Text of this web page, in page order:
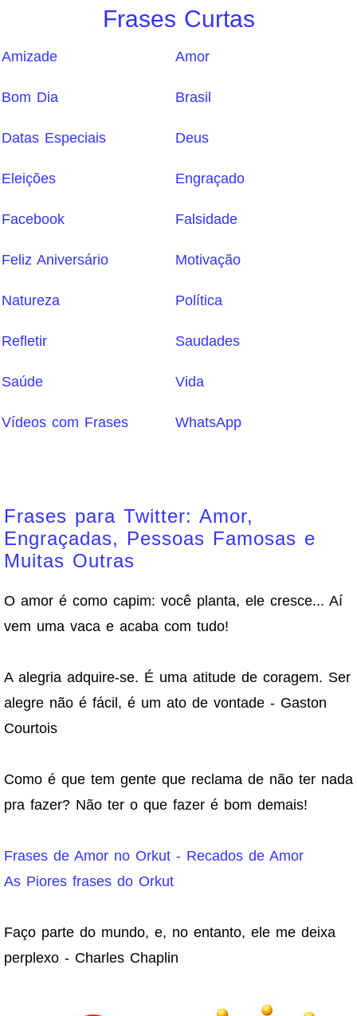
Frases Curtas
Amizade Amor
Bom Dia Brasil
Datas Especiais Deus
Eleições Engraçado
Facebook Falsidade
Feliz Aniversário Motivação
Natureza Política
Refletir Saudades
Saúde Vida
Vídeos com Frases WhatsApp
Frases para Twitter: Amor,
Engraçadas, Pessoas Famosas e
Muitas Outras
O amor é como capim: você planta, ele cresce... Aí
vem uma vaca e acaba com tudo!
A alegria adquire-se. É uma atitude de coragem. Ser
alegre não é fácil, é um ato de vontade - Gaston
Courtois
Como é que tem gente que reclama de não ter nada
pra fazer? Não ter o que fazer é bom demais!
Frases de Amor no Orkut - Recados de Amor
As Piores frases do Orkut
Faço parte do mundo, e, no entanto, ele me deixa
perplexo - Charles Chaplin